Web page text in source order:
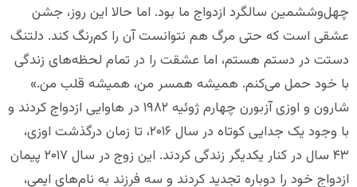
چهل‌وششمین سالگرد ازدواج ما بود. اما حالا این روز، جشن
عشقی است که حتی مرگ هم نتوانست آن را کم‌رنگ کند. دلتنگ
دستت در دستم هستم، اما عشقت را در تمام لحظه‌های زندگی
با خود حمل می‌کنم. همیشه همسر من، همیشه قلب من.»
شارون و اوزی آزبورن چهارم ژوئیه ۱۹۸۲ در هاوایی ازدواج کردند و
با وجود یک جدایی کوتاه در سال ۲۰۱۶، تا زمان درگذشت اوزی،
۴۳ سال در کنار یکدیگر زندگی کردند. این زوج در سال ۲۰۱۷ پیمان
ازدواج خود را دوباره تجدید کردند و سه فرزند به نام‌های ایمی،